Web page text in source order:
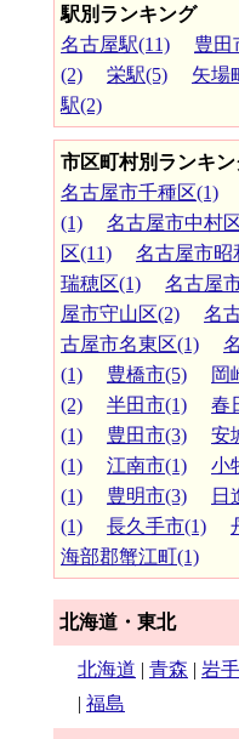
駅別ランキング
名古屋駅(11)
豊田
(2)
栄駅(5) 矢場
駅(2)
市区町村別ランキン
名古屋市千種区(1)
(1)
名古屋市中村
区(11)
名古屋市昭
瑞穂区(1)
名古屋
屋市守山区(2)
名
古屋市名東区(1)
(1)
豊橋市(5) 岡
(2)
半田市(1) 春
(1)
豊田市(3) 安
(1)
江南市(1) 小
(1)
豊明市(3) 日
(1)
長久手市(1)
海部郡蟹江町(1)
北海道・東北
北海道 | 青森 | 岩手
| 福島